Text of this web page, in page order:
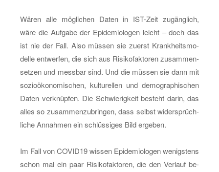
Wären alle mög­li­chen Daten in IST-Zeit zu­gäng­lich,
wäre die Auf­ga­be der Epi­de­mio­lo­gen leicht – doch das
ist nie der Fall. Also müs­sen sie zu­erst Krank­heits­mo­
del­le ent­wer­fen, die sich aus Ri­si­ko­fak­to­ren zu­sam­men­
set­zen und mess­bar sind. Und die müs­sen sie dann mit
so­zio­öko­no­mi­schen, kul­tu­rel­len und de­mo­gra­phi­schen
Daten ver­knüp­fen. Die Schwie­rig­keit be­steht darin, das
alles so zu­sam­men­zu­brin­gen, dass selbst wi­der­sprüch­
li­che An­nah­men ein schlüs­si­ges Bild er­ge­ben.
Im Fall von CO­VI­D19 wis­sen Epi­de­mio­lo­gen we­nigs­tens
schon mal ein paar Ri­si­ko­fak­to­ren, die den Ver­lauf be­